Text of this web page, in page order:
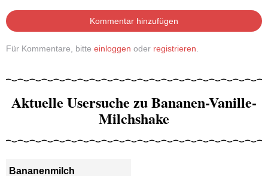
Kommentar hinzufügen
Für Kommentare, bitte einloggen oder registrieren.
Aktuelle Usersuche zu Bananen-Vanille-
Milchshake
Bananenmilch